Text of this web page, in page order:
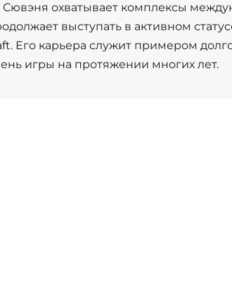
Сювэня охватывает комплексы
выступать в активном
Его карьера служит примером
игры на протяжении многих лет.